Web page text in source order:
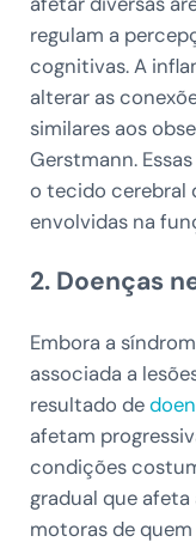
regulam a
cognitivas. A
alterar as
similares aos
Gerstmann.
o tecido cerebral
envolvidas na
2. Doenças
Embora a
associada a
resultado de
afetam
condições
gradual que
motoras de